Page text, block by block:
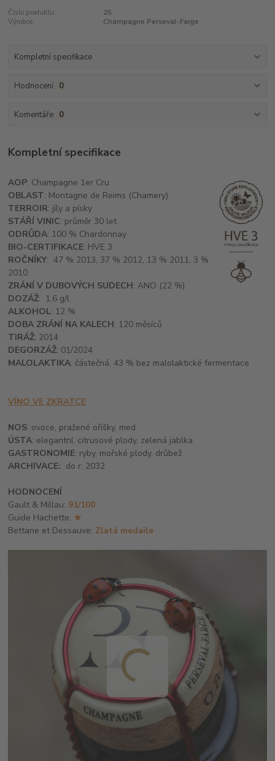
Číslo produktu:
25
Výrobce:
Champagne Perseval-Farge
Kompletní specifikace
Hodnocení 0
Komentáře 0
Kompletní specifikace
AOP: Champagne 1er Cru
OBLAST: Montagne de Reims (Chamery)
TERROIR: jíly a písky
STÁŘÍ VINIC: průměr 30 let
ODRŮDA: 100 % Chardonnay
BIO-CERTIFIKACE: HVE 3
ROČNÍKY: 47 % 2013, 37 % 2012, 13 % 2011, 3 %
2010
ZRÁNÍ V DUBOVÝCH SUDECH: ANO (22 %)
DOZÁŽ: 1,6 g/l
ALKOHOL: 12 %
DOBA ZRÁNÍ NA KALECH: 120 měsíců
TIRÁŽ: 2014
DEGORZÁŽ: 01/2024
MALOLAKTIKA: částečná, 43 % bez malolaktické fermentace
VÍNO VE ZKRATCE
NOS: ovoce, pražené oříšky, med
ÚSTA: elegantní, citrusové plody, zelená jablka
GASTRONOMIE: ryby, mořské plody, drůbež
ARCHIVACE: do r. 2032
HODNOCENÍ
Gault & Millau: 91/100
Guide Hachette: ★
Bettane et Dessauve: Zlatá medaile